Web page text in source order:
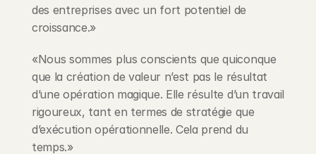
des entreprises avec un fort potentiel de
croissance.»
«Nous sommes plus conscients que quiconque
que la création de valeur n’est pas le résultat
d’une opération magique. Elle résulte d’un travail
rigoureux, tant en termes de stratégie que
d’exécution opérationnelle. Cela prend du
temps.»